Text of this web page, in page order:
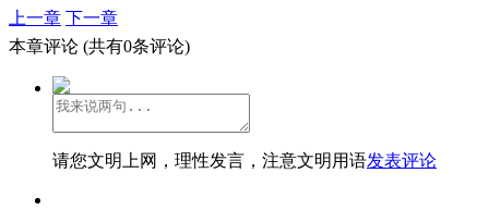
上一章 下一章
本章评论 (共有0条评论)
请您文明上网，理性发言，注意文明用语发表评论